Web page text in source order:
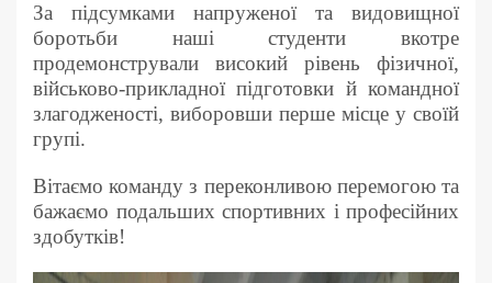
За підсумками напруженої та видовищної
боротьби наші студенти вкотре
продемонстрували високий рівень фізичної,
військово-прикладної підготовки й командної
злагодженості, виборовши перше місце у своїй
групі.
Вітаємо команду з переконливою перемогою та
бажаємо подальших спортивних і професійних
здобутків!